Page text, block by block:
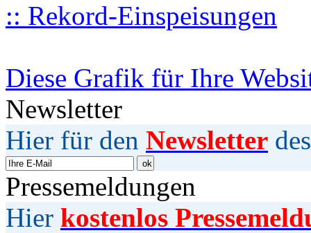
:: Rekord-Einspeisungen
Diese Grafik für Ihre
Newsletter
Hier für den Newsletter
Pressemeldungen
Hier kostenlos